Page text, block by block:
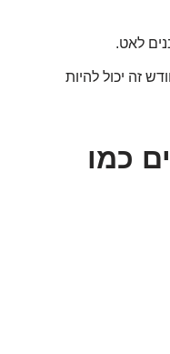
לאט.
זה יכול להיות
כמו